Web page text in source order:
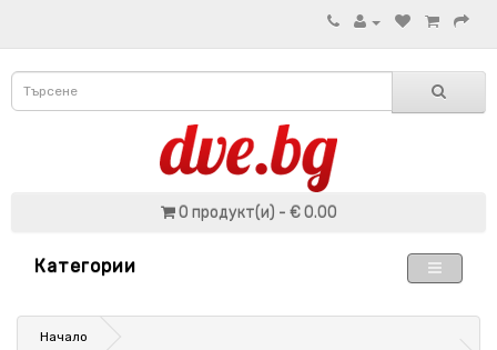
0 продукт(и) - € 0.00
Категории
Начало